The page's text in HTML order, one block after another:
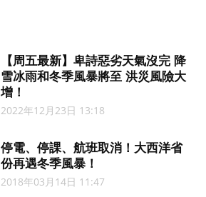
【周五最新】卑詩惡劣天氣沒完 降
雪冰雨和冬季風暴將至 洪災風險大
增！
2022年12月23日 13:18
停電、停課、航班取消！大西洋省
份再遇冬季風暴！
2018年03月14日 11:47